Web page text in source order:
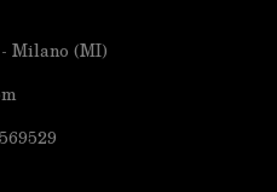
Milano (MI)